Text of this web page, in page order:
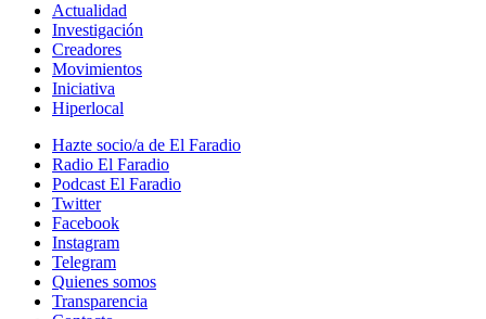
Actualidad
Investigación
Creadores
Movimientos
Iniciativa
Hiperlocal
Hazte socio/a de El Faradio
Radio El Faradio
Podcast El Faradio
Twitter
Facebook
Instagram
Telegram
Quienes somos
Transparencia